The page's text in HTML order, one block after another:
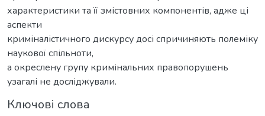
характеристики та її змістовних компонентів, адже ці
аспекти
криміналістичного дискурсу досі спричиняють полеміку
наукової спільноти,
а окреслену групу кримінальних правопорушень
узагалі не досліджували.
Ключові слова